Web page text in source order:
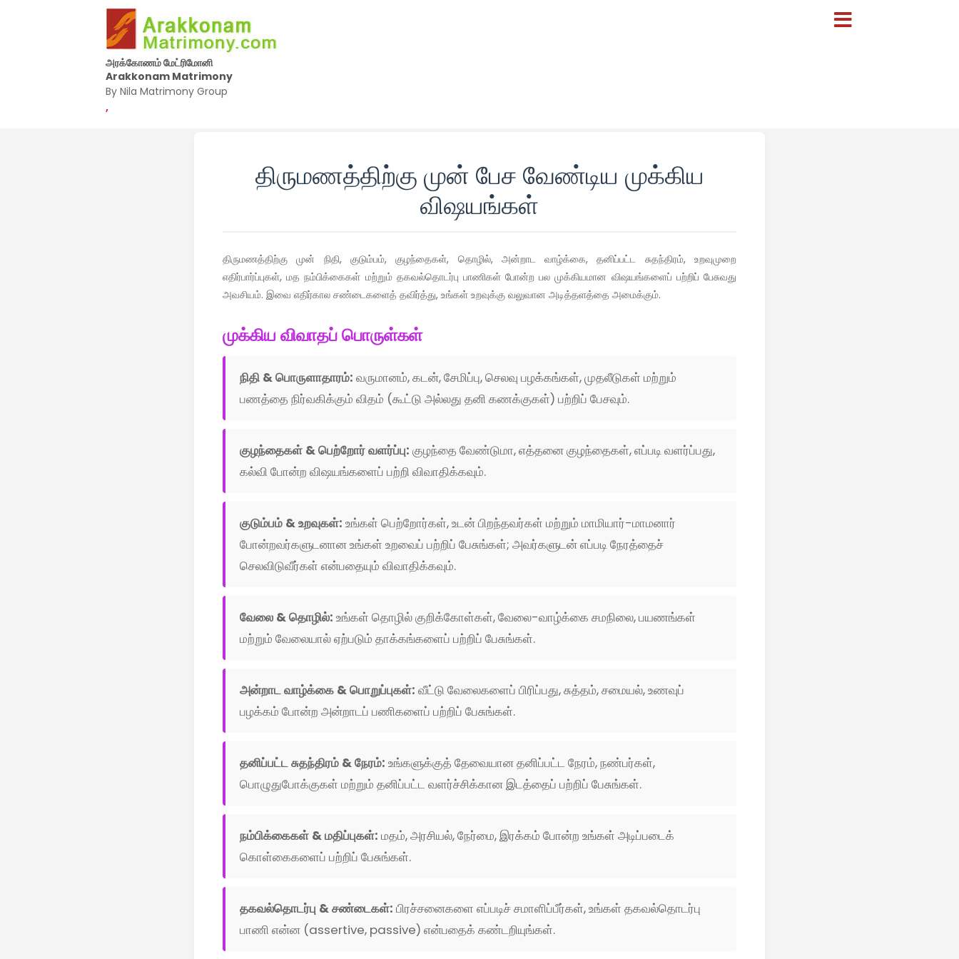
அரக்கோணம் மேட்ரிமோனி
Arakkonam Matrimony
By Nila Matrimony Group
,
திருமணத்திற்கு முன் பேச வேண்டிய முக்கிய
விஷயங்கள்
திருமணத்திற்கு முன் நிதி, குடும்பம், குழந்தைகள், தொழில், அன்றாட வாழ்க்கை, தனிப்பட்ட சுதந்திரம், உறவுமுறை
எதிர்பார்ப்புகள், மத நம்பிக்கைகள் மற்றும் தகவல்தொடர்பு பாணிகள் போன்ற பல முக்கியமான விஷயங்களைப் பற்றிப் பேசுவது
அவசியம். இவை எதிர்கால சண்டைகளைத் தவிர்த்து, உங்கள் உறவுக்கு வலுவான அடித்தளத்தை அமைக்கும்.
முக்கிய விவாதப் பொருள்கள்
நிதி & பொருளாதாரம்: வருமானம், கடன், சேமிப்பு, செலவு பழக்கங்கள், முதலீடுகள் மற்றும்
பணத்தை நிர்வகிக்கும் விதம் (கூட்டு அல்லது தனி கணக்குகள்) பற்றிப் பேசவும்.
குழந்தைகள் & பெற்றோர் வளர்ப்பு: குழந்தை வேண்டுமா, எத்தனை குழந்தைகள், எப்படி வளர்ப்பது,
கல்வி போன்ற விஷயங்களைப் பற்றி விவாதிக்கவும்.
குடும்பம் & உறவுகள்: உங்கள் பெற்றோர்கள், உடன் பிறந்தவர்கள் மற்றும் மாமியார்-மாமனார்
போன்றவர்களுடனான உங்கள் உறவைப் பற்றிப் பேசுங்கள்; அவர்களுடன் எப்படி நேரத்தைச்
செலவிடுவீர்கள் என்பதையும் விவாதிக்கவும்.
வேலை & தொழில்: உங்கள் தொழில் குறிக்கோள்கள், வேலை-வாழ்க்கை சமநிலை, பயணங்கள்
மற்றும் வேலையால் ஏற்படும் தாக்கங்களைப் பற்றிப் பேசுங்கள்.
அன்றாட வாழ்க்கை & பொறுப்புகள்: வீட்டு வேலைகளைப் பிரிப்பது, சுத்தம், சமையல், உணவுப்
பழக்கம் போன்ற அன்றாடப் பணிகளைப் பற்றிப் பேசுங்கள்.
தனிப்பட்ட சுதந்திரம் & நேரம்: உங்களுக்குத் தேவையான தனிப்பட்ட நேரம், நண்பர்கள்,
பொழுதுபோக்குகள் மற்றும் தனிப்பட்ட வளர்ச்சிக்கான இடத்தைப் பற்றிப் பேசுங்கள்.
நம்பிக்கைகள் & மதிப்புகள்: மதம், அரசியல், நேர்மை, இரக்கம் போன்ற உங்கள் அடிப்படைக்
கொள்கைகளைப் பற்றிப் பேசுங்கள்.
தகவல்தொடர்பு & சண்டைகள்: பிரச்சனைகளை எப்படிச் சமாளிப்பீர்கள், உங்கள் தகவல்தொடர்பு
பாணி என்ன (assertive, passive) என்பதைக் கண்டறியுங்கள்.